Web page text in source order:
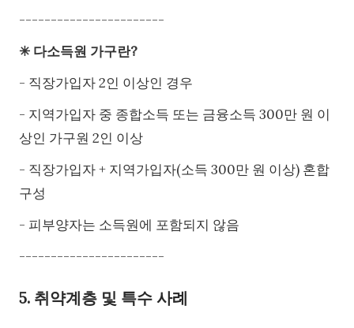
-----------------------
✳ 다소득원 가구란?
- 직장가입자 2인 이상인 경우
- 지역가입자 중 종합소득 또는 금융소득 300만 원 이
상인 가구원 2인 이상
- 직장가입자 + 지역가입자(소득 300만 원 이상) 혼합
구성
- 피부양자는 소득원에 포함되지 않음
-----------------------
5. 취약계층 및 특수 사례